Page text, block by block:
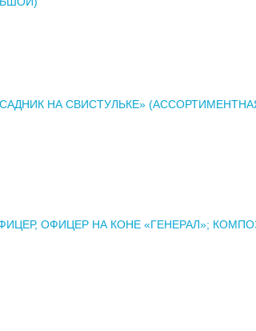
НА СВИСТУЛЬКЕ»
ОФИЦЕР НА КОНЕ «ГЕНЕРАЛ»;